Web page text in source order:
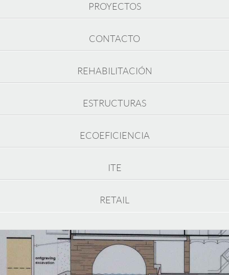
PROYECTOS
CONTACTO
REHABILITACIÓN
ESTRUCTURAS
ECOEFICIENCIA
ITE
RETAIL